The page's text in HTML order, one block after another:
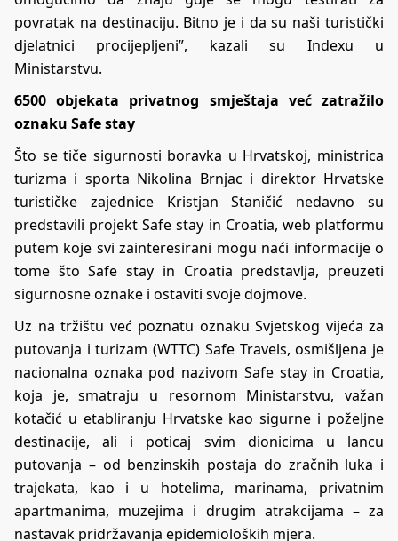
povratak na destinaciju. Bitno je i da su naši turistički
djelatnici procijepljeni”, kazali su Indexu u
Ministarstvu.
6500 objekata privatnog smještaja već zatražilo
oznaku Safe stay
Što se tiče sigurnosti boravka u Hrvatskoj, ministrica
turizma i sporta Nikolina Brnjac i direktor Hrvatske
turističke zajednice Kristjan Staničić nedavno su
predstavili projekt Safe stay in Croatia, web platformu
putem koje svi zainteresirani mogu naći informacije o
tome što Safe stay in Croatia predstavlja, preuzeti
sigurnosne oznake i ostaviti svoje dojmove.
Uz na tržištu već poznatu oznaku Svjetskog vijeća za
putovanja i turizam (WTTC) Safe Travels, osmišljena je
nacionalna oznaka pod nazivom Safe stay in Croatia,
koja je, smatraju u resornom Ministarstvu, važan
kotačić u etabliranju Hrvatske kao sigurne i poželjne
destinacije, ali i poticaj svim dionicima u lancu
putovanja – od benzinskih postaja do zračnih luka i
trajekata, kao i u hotelima, marinama, privatnim
apartmanima, muzejima i drugim atrakcijama – za
nastavak pridržavanja epidemioloških mjera.